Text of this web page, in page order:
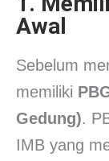
Awal
Sebelum
memiliki
Gedung).
IMB yang